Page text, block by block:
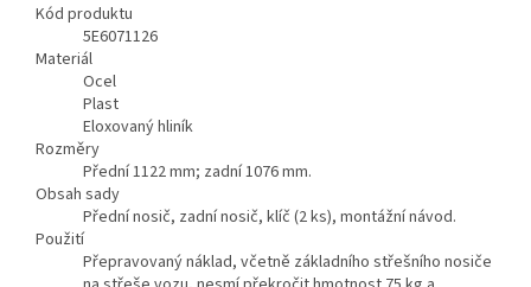
Kód produktu
5E6071126
Materiál
Ocel
Plast
Eloxovaný hliník
Rozměry
Přední 1122 mm; zadní 1076 mm.
Obsah sady
Přední nosič, zadní nosič, klíč (2 ks), montážní návod.
Použití
Přepravovaný náklad, včetně základního střešního nosiče